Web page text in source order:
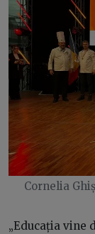
Cornelia
„Educația vine